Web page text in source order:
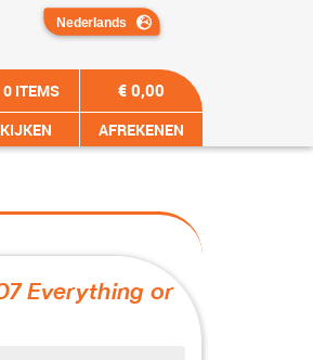
0 ITEMS
€ 0,00
AFREKENEN
Everything or